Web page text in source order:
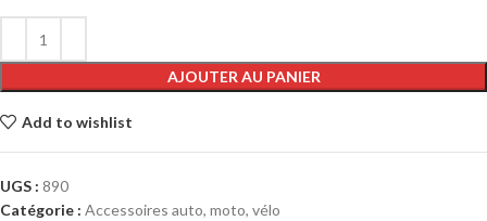
AJOUTER AU PANIER
Add to wishlist
UGS : 890
Catégorie : Accessoires auto, moto, vélo